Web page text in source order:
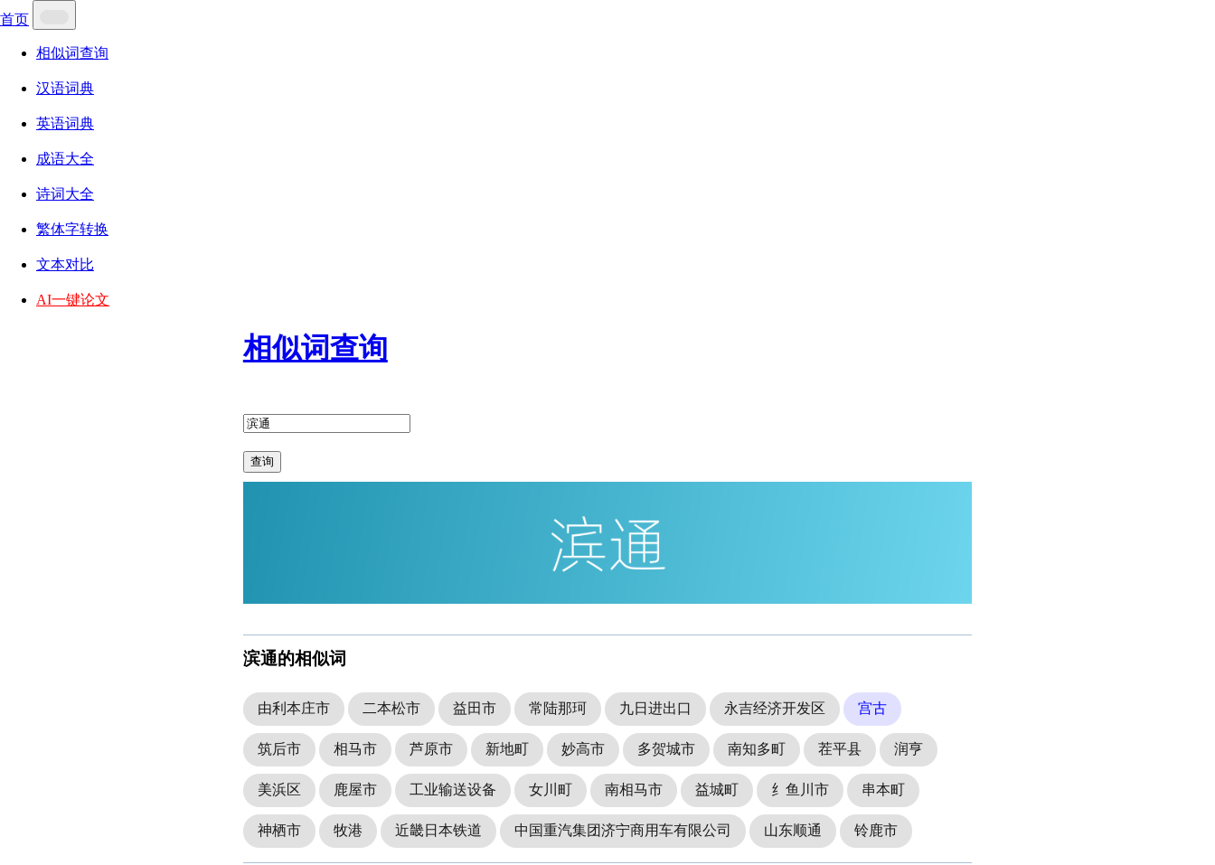
首页
相似词查询
汉语词典
英语词典
成语大全
诗词大全
繁体字转换
文本对比
AI一键论文
相似词查询
查询
滨通的相似词
由利本庄市 二本松市 益田市 常陆那珂 九日进出口 永吉经济开发区 宫古
筑后市 相马市 芦原市 新地町 妙高市 多贺城市 南知多町 茬平县 润亨
美浜区 鹿屋市 工业输送设备 女川町 南相马市 益城町 纟鱼川市 串本町
神栖市 牧港 近畿日本铁道 中国重汽集团济宁商用车有限公司 山东顺通 铃鹿市